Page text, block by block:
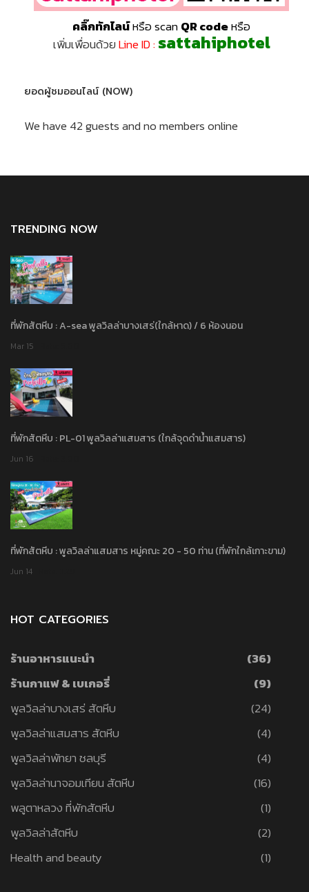
คลิ๊กทักไลน์หรือ scanQR codeหรือ
เพิ่มเพื่อนด้วยLine ID : sattahiphotel
ยอดผู้ชมออนไลน์ (NOW)
We have 42 guests and no members online
TRENDING NOW
ที่พักสัตหีบ : A-sea พูลวิลล่าบางเสร่(ใกล้หาด) / 6 ห้องนอน
Mar 15
ที่พักสัตหีบ : PL-01 พูลวิลล่าแสมสาร (ใกล้จุดดำน้ำแสมสาร)
Jun 16
ที่พักสัตหีบ : พูลวิลล่าแสมสาร หมู่คณะ 20 - 50 ท่าน (ที่พักใกล้เกาะขาม)
Jun 14
HOT CATEGORIES
ร้านอาหารแนะนำ
(36)
ร้านกาแฟ & เบเกอรี่
(9)
พูลวิลล่าบางเสร่ สัตหีบ
(24)
พูลวิลล่าแสมสาร สัตหีบ
(4)
พูลวิลล่าพัทยา ชลบุรี
(4)
พูลวิลล่านาจอมเทียน สัตหีบ
(16)
พลูตาหลวง ที่พักสัตหีบ
(1)
พูลวิลล่าสัตหีบ
(2)
Health and beauty
(1)